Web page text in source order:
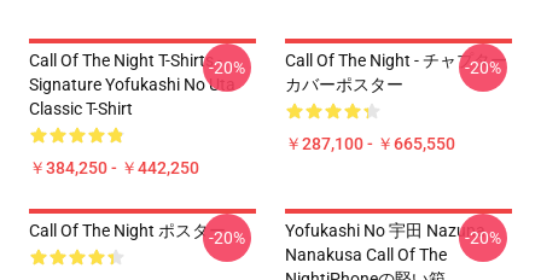
Call Of The Night T-Shirts -
Signature Yofukashi No Uta
Classic T-Shirt
￥384,250 - ￥442,250
-20%
Call Of The Night - チャプター
カバーポスター
￥287,100 - ￥665,550
-20%
Call Of The Night ポスター-20%
Yofukashi No 宇田 Nazuna
Nanakusa Call Of The
-20%